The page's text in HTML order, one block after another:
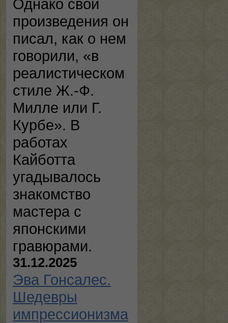
Однако свои
произведения он
писал, как о нем
говорили, «в
реалистическом
стиле Ж.-Ф.
Милле или Г.
Курбе». В
работах
Кайботта
угадывалось
знакомство
мастера с
японскими
гравюрами.
31.12.2025
Эва Гонсалес.
Шедевры
импрессионизма